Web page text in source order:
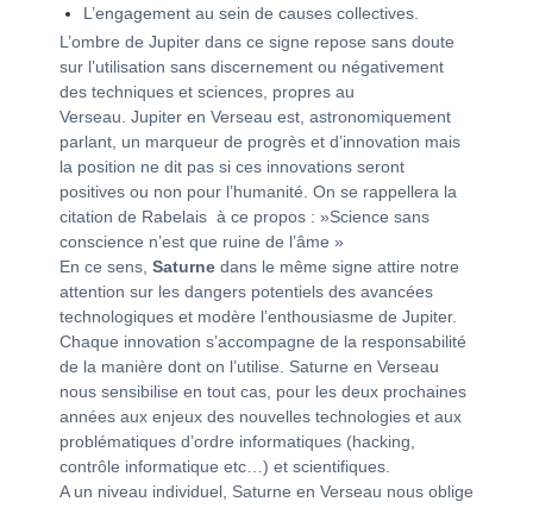
L’engagement au sein de causes collectives.
L’ombre de Jupiter dans ce signe repose sans doute
sur l’utilisation sans discernement ou négativement
des techniques et sciences, propres au
Verseau. Jupiter en Verseau est, astronomiquement
parlant, un marqueur de progrès et d’innovation mais
la position ne dit pas si ces innovations seront
positives ou non pour l’humanité. On se rappellera la
citation de Rabelais à ce propos : »Science sans
conscience n’est que ruine de l’âme »
En ce sens, Saturne dans le même signe attire notre
attention sur les dangers potentiels des avancées
technologiques et modère l’enthousiasme de Jupiter.
Chaque innovation s’accompagne de la responsabilité
de la manière dont on l’utilise. Saturne en Verseau
nous sensibilise en tout cas, pour les deux prochaines
années aux enjeux des nouvelles technologies et aux
problématiques d’ordre informatiques (hacking,
contrôle informatique etc…) et scientifiques.
A un niveau individuel, Saturne en Verseau nous oblige